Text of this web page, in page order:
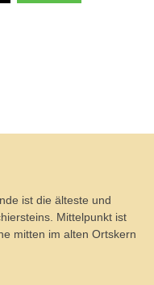
ist die älteste und
Mittelpunkt ist
mitten im alten Ortskern